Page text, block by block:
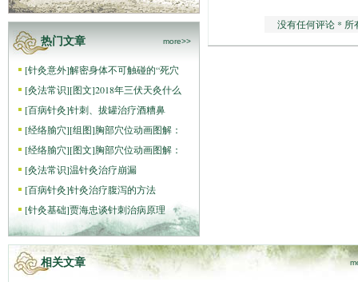
热门文章 more>>
[针灸意外]解密身体不可触碰的“死穴
[灸法常识][图文]2018年三伏天灸什么
[百病针灸]针刺、拔罐治疗酒糟鼻
[经络腧穴][组图]胸部穴位动画图解：
[经络腧穴][图文]胸部穴位动画图解：
[灸法常识]温针灸治疗崩漏
[百病针灸]针灸治疗腹泻的方法
[针灸基础]贾海忠谈针刺治病原理
没有任何评论 * 所
相关文章